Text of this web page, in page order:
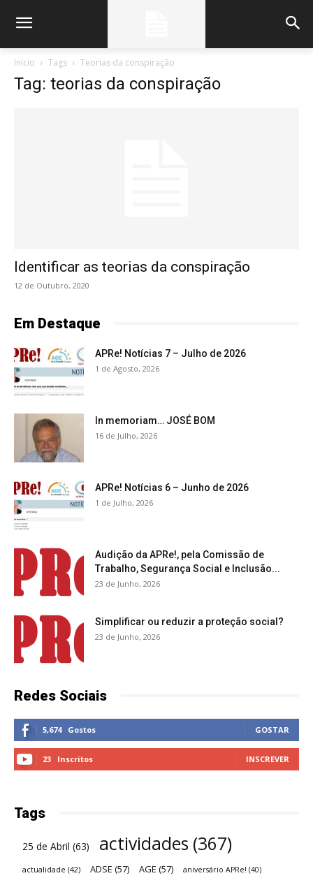
Início Tags Teorias da conspiração
Tag: teorias da conspiração
Identificar as teorias da conspiração
12 de Outubro, 2020
Em Destaque
APRe! Notícias 7 – Julho de 2026
1 de Agosto, 2026
In memoriam… JOSÉ BOM
16 de Julho, 2026
APRe! Notícias 6 – Junho de 2026
1 de Julho, 2026
Audição da APRe!, pela Comissão de
Trabalho, Segurança Social e Inclusão...
23 de Junho, 2026
Simplificar ou reduzir a proteção social?
23 de Junho, 2026
Redes Sociais
5,674 Gostos GOSTAR
23 Inscritos INSCREVER
Tags
25 de Abril (63) actividades (367)
actualidade (42) ADSE (57) AGE (57) aniversário APRe! (40)